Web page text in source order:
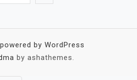
by WordPress
by ashathemes.